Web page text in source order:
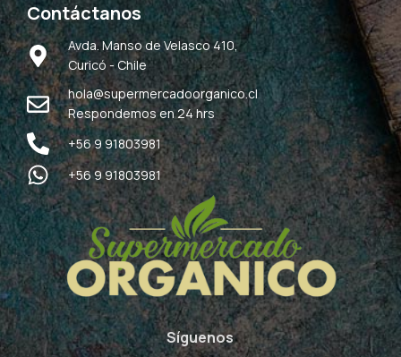
Contáctanos
Avda. Manso de Velasco 410,
Curicó - Chile
hola@supermercadoorganico.cl
Respondemos en 24 hrs
+56 9 91803981
+56 9 91803981
Síguenos